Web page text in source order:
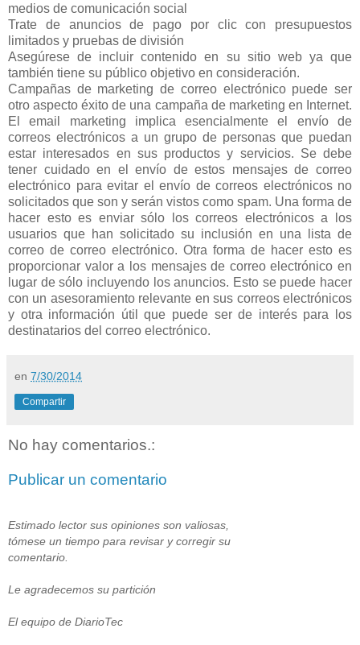
medios de comunicación social
Trate de anuncios de pago por clic con presupuestos
limitados y pruebas de división
Asegúrese de incluir contenido en su sitio web ya que
también tiene su público objetivo en consideración.
Campañas de marketing de correo electrónico puede ser
otro aspecto éxito de una campaña de marketing en Internet.
El email marketing implica esencialmente el envío de
correos electrónicos a un grupo de personas que puedan
estar interesados ​​en sus productos y servicios. Se debe
tener cuidado en el envío de estos mensajes de correo
electrónico para evitar el envío de correos electrónicos no
solicitados que son y serán vistos como spam. Una forma de
hacer esto es enviar sólo los correos electrónicos a los
usuarios que han solicitado su inclusión en una lista de
correo de correo electrónico. Otra forma de hacer esto es
proporcionar valor a los mensajes de correo electrónico en
lugar de sólo incluyendo los anuncios. Esto se puede hacer
con un asesoramiento relevante en sus correos electrónicos
y otra información útil que puede ser de interés para los
destinatarios del correo electrónico.
en 7/30/2014
Compartir
No hay comentarios.:
Publicar un comentario
Estimado lector sus opiniones son valiosas,
tómese un tiempo para revisar y corregir su
comentario.
Le agradecemos su partición
El equipo de DiarioTec